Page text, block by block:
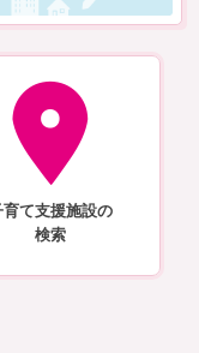
育て支援施設の
検索